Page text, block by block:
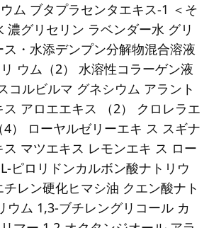
ム ブタプラセンタエキス-1 ＜そ
濃グリセリン ラベンダー水 グリ
・水添デンプン分解物混合溶液
ウム（2） 水溶性コラーゲン液
コルビルマ グネシウム アラント
アロエエキス （2） クロレラエ
） ローヤルゼリーエキ ス スギナ
マツエキス レモンエキ ス ロー
ピロリドンカルボン酸ナトリウ
レン硬化ヒマシ油 クエン酸ナト
ウム 1,3-ブチレングリコール カ